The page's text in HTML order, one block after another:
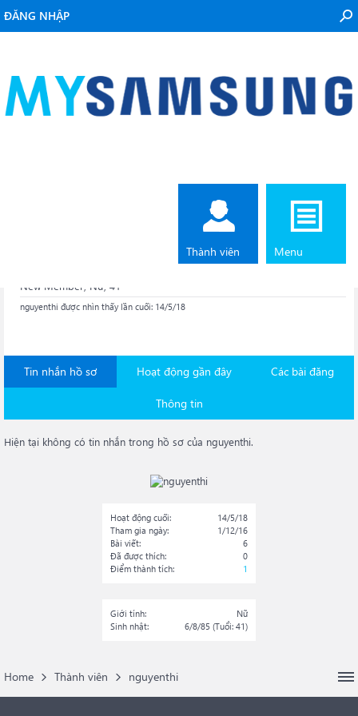
Hoạt động cuối:
14/5/18
Tham gia ngày:
1/12/16
Bài viết:
6
Đã được thích:
0
Điểm thành tích:
1
Giới tính:
Nữ
Sinh nhật:
6/8/85 (Tuổi: 41)
New Member , Nữ, 41
nguyenthi được nhìn thấy lần cuối: 14/5/18
Tin nhắn hồ sơ Hoạt động gần đây Các bài đăng
Thông tin
Hiện tại không có tin nhắn trong hồ sơ của nguyenthi.
Home Thành viên nguyenthi
ĐĂNG NHẬP
Thành viên Menu